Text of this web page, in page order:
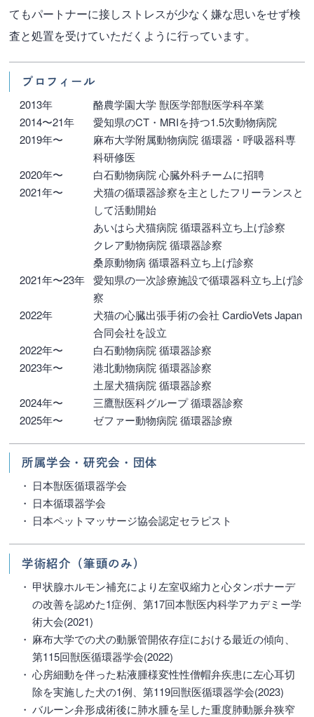
てもパートナーに接しストレスが少なく嫌な思いをせず検
査と処置を受けていただくように行っています。
プロフィール
2013年
酪農学園大学 獣医学部獣医学科卒業
2014〜21年
愛知県のCT・MRIを持つ1.5次動物病院
2019年〜
麻布大学附属動物病院 循環器・呼吸器科専
科研修医
2020年〜
白石動物病院 心臓外科チームに招聘
2021年〜
犬猫の循環器診察を主としたフリーランスと
して活動開始
あいはら犬猫病院 循環器科立ち上げ診察
クレア動物病院 循環器診察
桑原動物病 循環器科立ち上げ診察
2021年〜23年 愛知県の一次診療施設で循環器科立ち上げ診
察
2022年
犬猫の心臓出張手術の会社 CardioVets Japan
合同会社を設立
2022年〜
白石動物病院 循環器診察
2023年〜
港北動物病院 循環器診察
土屋犬猫病院 循環器診察
2024年〜
三鷹獣医科グループ 循環器診察
2025年〜
ゼファー動物病院 循環器診療
所属学会・研究会・団体
日本獣医循環器学会
日本循環器学会
日本ペットマッサージ協会認定セラピスト
学術紹介（筆頭のみ）
甲状腺ホルモン補充により左室収縮力と心タンポナーデ
の改善を認めた1症例、第17回本獣医内科学アカデミー学
術大会(2021)
麻布大学での犬の動脈管開依存症における最近の傾向、
第115回獣医循環器学会(2022)
心房細動を伴った粘液腫様変性性僧帽弁疾患に左心耳切
除を実施した犬の1例、第119回獣医循環器学会(2023)
バルーン弁形成術後に肺水腫を呈した重度肺動脈弁狭窄